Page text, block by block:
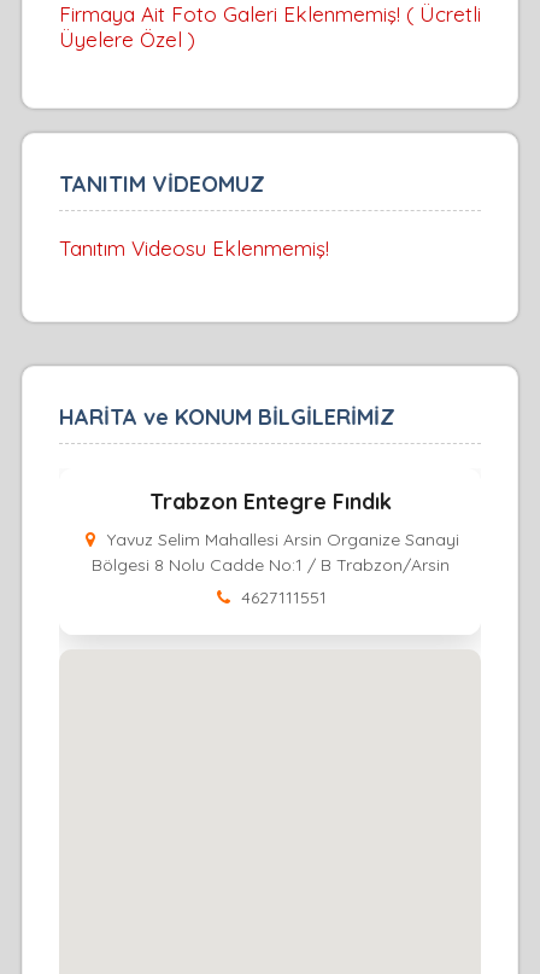
Firmaya Ait Foto Galeri Eklenmemiş! ( Ücretli
Üyelere Özel )
TANITIM VİDEOMUZ
Tanıtım Videosu Eklenmemiş!
HARİTA ve KONUM BİLGİLERİMİZ
Trabzon Entegre Fındık
Yavuz Selim Mahallesi Arsin Organize Sanayi
Bölgesi 8 Nolu Cadde No:1 / B Trabzon/Arsin
4627111551